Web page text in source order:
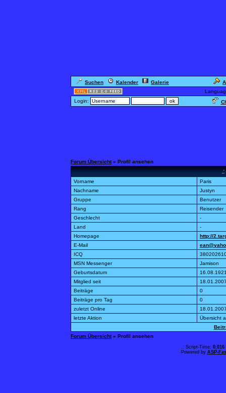
Suchen Kalender Galerie
Login:
Forum Übersicht» Profil ansehen
.:
Vorname
Paris
Nachname
Justyn
Gruppe
Benutzer
Rang
Reisender
Geschlecht
-
Land
-
Homepage
http://
E-Mail
ICQ
MSN Messenger
Jamison
Geburtsdatum
Mitglied seit
Beiträge
0
Beiträge pro Tag
0
zuletzt Online
letzte Aktion
Übersicht
Forum Übersicht» Profil ansehen
.: Script-Time: 0,016
Powered by ASP-